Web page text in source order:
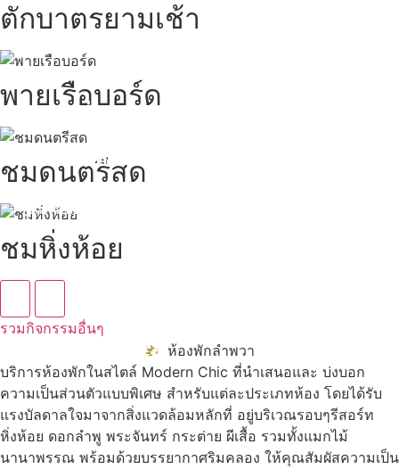
นับหิ่งห้อย ร้อยลำพู ดูพระจันทร์
ตักบาตรยามเช้า
พายเรือบอร์ด
ชมดนตรีสด
ชมหิ่งห้อย
รวมกิจกรรมอื่นๆ
ห้องพักลำพวา
บริการห้องพักในสไตล์ Modern Chic ที่นำเสนอและ บ่งบอก
ความเป็นส่วนตัวแบบพิเศษ สำหรับแต่ละประเภทห้อง โดยได้รับ
แรงบัลดาลใจมาจากสิ่งแวดล้อมหลักที่ อยู่บริเวณรอบๆรีสอร์ท
หิ่งห้อย ดอกลำพู พระจันทร์ กระต่าย ผีเสื้อ รวมทั้งแมกไม้
นานาพรรณ พร้อมด้วยบรรยากาศริมคลอง ให้คุณสัมผัสความเป็น
"ตลาดน้ำอัมพวา"
ดูทั้งหมด